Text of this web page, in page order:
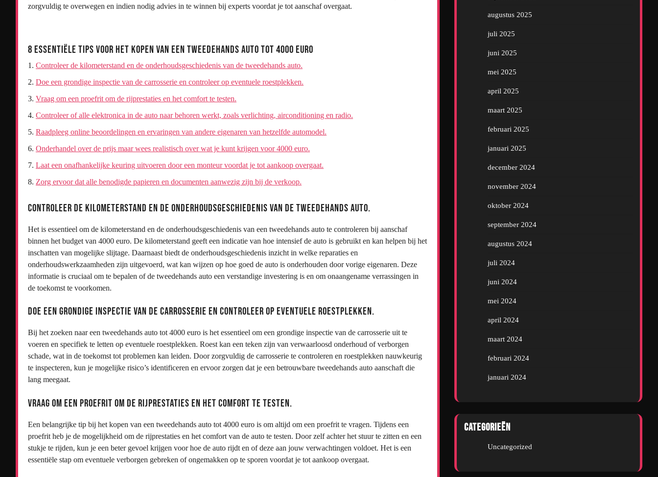
zorgvuldig te overwegen en indien nodig advies in te winnen bij experts voordat je tot aanschaf overgaat.
8 Essentiële Tips voor het Kopen van een Tweedehands Auto tot 4000 Euro
Controleer de kilometerstand en de onderhoudsgeschiedenis van de tweedehands auto.
Doe een grondige inspectie van de carrosserie en controleer op eventuele roestplekken.
Vraag om een proefrit om de rijprestaties en het comfort te testen.
Controleer of alle elektronica in de auto naar behoren werkt, zoals verlichting, airconditioning en radio.
Raadpleeg online beoordelingen en ervaringen van andere eigenaren van hetzelfde automodel.
Onderhandel over de prijs maar wees realistisch over wat je kunt krijgen voor 4000 euro.
Laat een onafhankelijke keuring uitvoeren door een monteur voordat je tot aankoop overgaat.
Zorg ervoor dat alle benodigde papieren en documenten aanwezig zijn bij de verkoop.
Controleer de kilometerstand en de onderhoudsgeschiedenis van de tweedehands auto.
Het is essentieel om de kilometerstand en de onderhoudsgeschiedenis van een tweedehands auto te controleren bij aanschaf
binnen het budget van 4000 euro. De kilometerstand geeft een indicatie van hoe intensief de auto is gebruikt en kan helpen bij het
inschatten van mogelijke slijtage. Daarnaast biedt de onderhoudsgeschiedenis inzicht in welke reparaties en
onderhoudswerkzaamheden zijn uitgevoerd, wat kan wijzen op hoe goed de auto is onderhouden door vorige eigenaren. Deze
informatie is cruciaal om te bepalen of de tweedehands auto een verstandige investering is en om onaangename verrassingen in
de toekomst te voorkomen.
Doe een grondige inspectie van de carrosserie en controleer op eventuele roestplekken.
Bij het zoeken naar een tweedehands auto tot 4000 euro is het essentieel om een grondige inspectie van de carrosserie uit te
voeren en specifiek te letten op eventuele roestplekken. Roest kan een teken zijn van verwaarloosd onderhoud of verborgen
schade, wat in de toekomst tot problemen kan leiden. Door zorgvuldig de carrosserie te controleren en roestplekken nauwkeurig
te inspecteren, kun je mogelijke risico’s identificeren en ervoor zorgen dat je een betrouwbare tweedehands auto aanschaft die
lang meegaat.
Vraag om een proefrit om de rijprestaties en het comfort te testen.
Een belangrijke tip bij het kopen van een tweedehands auto tot 4000 euro is om altijd om een proefrit te vragen. Tijdens een
proefrit heb je de mogelijkheid om de rijprestaties en het comfort van de auto te testen. Door zelf achter het stuur te zitten en een
stukje te rijden, kun je een beter gevoel krijgen voor hoe de auto rijdt en of deze aan jouw verwachtingen voldoet. Het is een
essentiële stap om eventuele verborgen gebreken of ongemakken op te sporen voordat je tot aankoop overgaat.
augustus 2025
juli 2025
juni 2025
mei 2025
april 2025
maart 2025
februari 2025
januari 2025
december 2024
november 2024
oktober 2024
september 2024
augustus 2024
juli 2024
juni 2024
mei 2024
april 2024
maart 2024
februari 2024
januari 2024
Categorieën
Uncategorized